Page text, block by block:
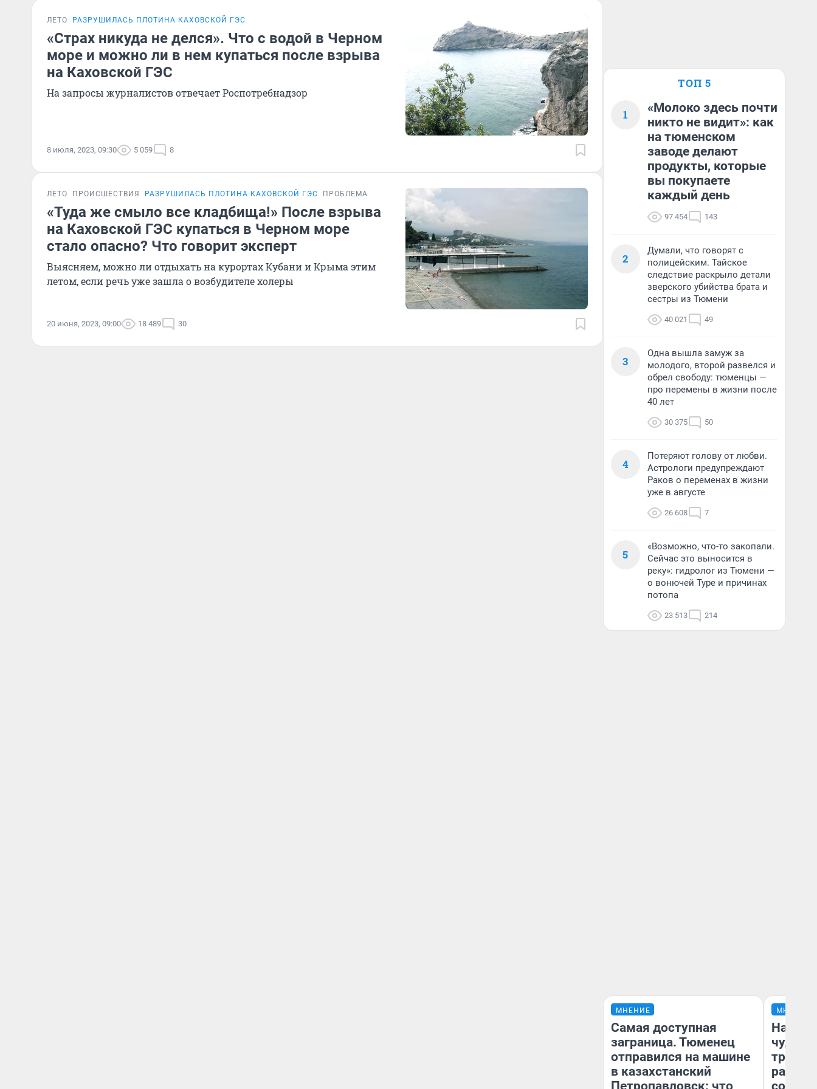
ЛЕТО РАЗРУШИЛАСЬ ПЛОТИНА КАХОВСКОЙ ГЭС
«Страх никуда не делся». Что с водой в Черном
море и можно ли в нем купаться после взрыва
на Каховской ГЭС
На запросы журналистов отвечает Роспотребнадзор
8 июля, 2023, 09:30 5 059 8
ЛЕТО ПРОИСШЕСТВИЯ РАЗРУШИЛАСЬ ПЛОТИНА КАХОВСКОЙ ГЭС ПРОБЛЕМА
«Туда же смыло все кладбища!» После взрыва
на Каховской ГЭС купаться в Черном море
стало опасно? Что говорит эксперт
Выясняем, можно ли отдыхать на курортах Кубани и Крыма этим
летом, если речь уже зашла о возбудителе холеры
20 июня, 2023, 09:00 18 489 30
ТОП 5
1
«Молоко здесь почти
никто не видит»: как
на тюменском
заводе делают
продукты, которые
вы покупаете
каждый день
97 454 143
2
Думали, что говорят с
полицейским. Тайское
следствие раскрыло детали
зверского убийства брата и
сестры из Тюмени
40 021 49
3
Одна вышла замуж за
молодого, второй развелся и
обрел свободу: тюменцы —
про перемены в жизни после
40 лет
30 375 50
4
Потеряют голову от любви.
Астрологи предупреждают
Раков о переменах в жизни
уже в августе
26 608 7
5
«Возможно, что-то закопали.
Сейчас это выносится в
реку»: гидролог из Тюмени —
о вонючей Туре и причинах
потопа
23 513 214
МНЕНИЕ
Самая доступная
заграница. Тюменец
отправился на машине
в казахстанский
Петропавловск: что
МНЕНИЕ
чудом